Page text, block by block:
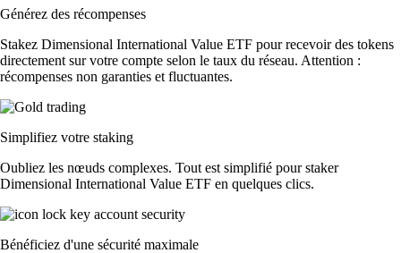
Générez des récompenses
Stakez Dimensional International Value ETF pour recevoir des tokens
directement sur votre compte selon le taux du réseau. Attention :
récompenses non garanties et fluctuantes.
Simplifiez votre staking
Oubliez les nœuds complexes. Tout est simplifié pour staker
Dimensional International Value ETF en quelques clics.
Bénéficiez d'une sécurité maximale